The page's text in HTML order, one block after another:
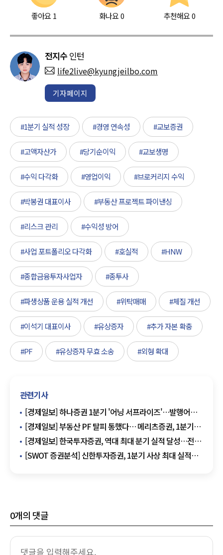
좋아요 1 화나요0 추천해요 0
전지수 인턴
life2live@kyungjeilbo.com
기자페이지
#1분기 실적 성장 #경영 연속성 #교보증권
#고액자산가 #당기순이익 #교보생명
#수익 다각화 #영업이익 #브로커리지 수익
#박봉권 대표이사 #부동산 프로젝트 파이낸싱
#리스크 관리 #수익성 방어
#사업 포트폴리오 다각화 #호실적 #HNW
#종합금융투자사업자 #종투사
#파생상품 운용 실적 개선 #위탁매매 #체질 개선
#이석기 대표이사 #유상증자 #추가 자본 확충
#PF #유상증자 무효 소송 #외형 확대
관련기사
[경제일보] 하나증권 1분기 '어닝 서프라이즈'…발행어음·
초대형 벤처펀드 공격적 사업 가속화
[경제일보] 부동산 PF 탈피 통했다… 메리츠증권, 1분기
영업익 72% 급증 → '수익 다각화'
[경제일보] 한국투자증권, 역대 최대 분기 실적 달성…전
부문 고른 성장 '육각형 수익구조'
[SWOT 증권분석] 신한투자증권, 1분기 사상 최대 실적
0개의 댓글